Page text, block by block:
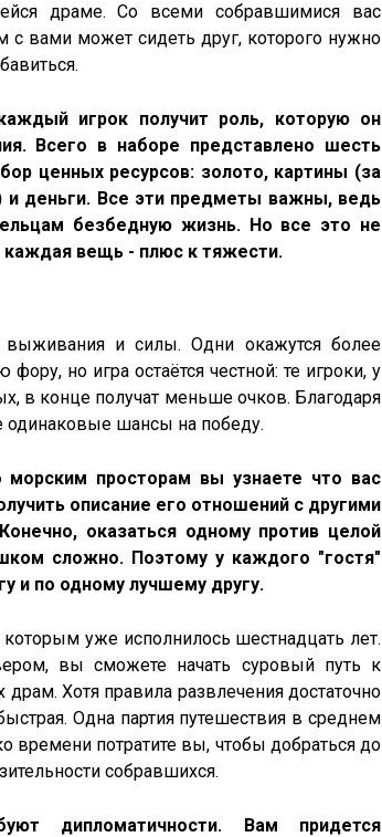
драме. Со всеми собравшимися вас
вами может сидеть друг, которого нужно
игрок получит роль, которую он
Всего в наборе представлено шесть
ценных ресурсов: золото, картины (за
и деньги. Все эти предметы важны, ведь
безбедную жизнь. Но все это не
каждая вещь - плюс к тяжести.
выживания и силы. Одни окажутся более
но игра остаётся честной: те игроки, у
в конце получат меньше очков. Благодаря
одинаковые шансы на победу.
просторам вы узнаете что вас
описание его отношений с другими
оказаться одному против целой
сложно. Поэтому у каждого "гостя"
и по одному лучшему другу.
которым уже исполнилось шестнадцать лет.
вы сможете начать суровый путь к
Хотя правила развлечения достаточно
Одна партия путешествия в среднем
времени потратите вы, чтобы добраться до
собравшихся.
дипломатичности. Вам придется